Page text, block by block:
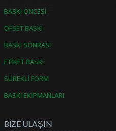
BASKI ÖNCESİ
OFSET BASKI
BASKI SONRASI
ETİKET BASKI
SÜREKLİ FORM
BASKI EKİPMANLARI
BİZE ULAŞIN